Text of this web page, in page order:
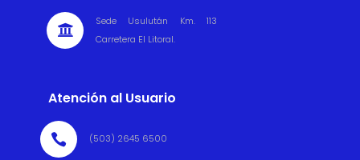

Sede Usulután Km. 113
Carretera El Litoral.
Atención al Usuario
 (503) 2645 6500